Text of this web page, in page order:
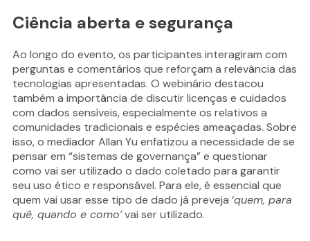
Ciência aberta e segurança
Ao longo do evento, os participantes interagiram com
perguntas e comentários que reforçam a relevância das
tecnologias apresentadas. O webinário destacou
também a importância de discutir licenças e cuidados
com dados sensíveis, especialmente os relativos a
comunidades tradicionais e espécies ameaçadas. Sobre
isso, o mediador Allan Yu enfatizou a necessidade de se
pensar em “sistemas de governança” e questionar
como vai ser utilizado o dado coletado para garantir
seu uso ético e responsável. Para ele, é essencial que
quem vai usar esse tipo de dado já preveja ‘quem, para
quê, quando e como’vai ser utilizado.